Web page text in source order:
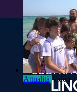
Attualità Video